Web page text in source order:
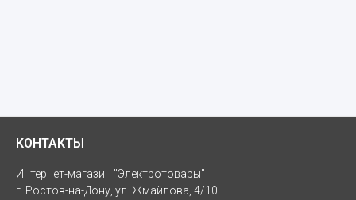
КОНТАКТЫ
Интернет-магазин "Электротовары"
г. Ростов-на-Дону, ул. Жмайлова, 4/10